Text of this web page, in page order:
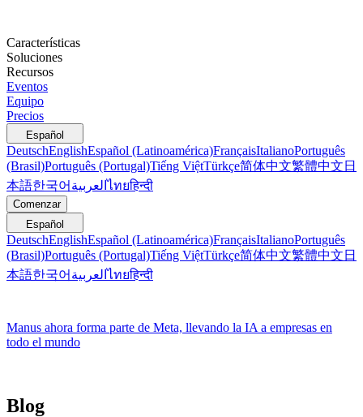
Características
Soluciones
Recursos
Eventos
Equipo
Precios
Español
DeutschEnglishEspañol (Latinoamérica)FrançaisItalianoPortuguês
(Brasil)Português (Portugal)Tiếng ViệtTürkçe简体中文繁體中文 日
本語한국어 العربيةไทยहिन्दी
Comenzar
Español
DeutschEnglishEspañol (Latinoamérica)FrançaisItalianoPortuguês
(Brasil)Português (Portugal)Tiếng ViệtTürkçe简体中文繁體中文 日
本語한국어 العربيةไทยहिन्दी
Manus ahora forma parte de Meta, llevando la IA a empresas en
todo el mundo
Blog